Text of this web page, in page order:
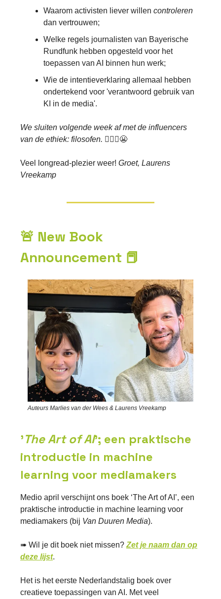
Waarom activisten liever willen controleren
dan vertrouwen;
Welke regels journalisten van Bayerische
Rundfunk hebben opgesteld voor het
toepassen van AI binnen hun werk;
Wie de intentieverklaring allemaal hebben
ondertekend voor 'verantwoord gebruik van
KI in de media'.
We sluiten volgende week af met de influencers
van de ethiek: filosofen. 🧔🏽‍♂️😬
Veel longread-plezier weer! Groet, Laurens
Vreekamp
🚨 New Book
Announcement 📕
Auteurs Marlies van der Wees & Laurens Vreekamp
'The Art of AI’; een praktische
introductie in machine
learning voor mediamakers
Medio april verschijnt ons boek ‘The Art of AI’, een
praktische introductie in machine learning voor
mediamakers (bij Van Duuren Media).
➠ Wil je dit boek niet missen? Zet je naam dan op
deze lijst.
Het is het eerste Nederlandstalig boek over
creatieve toepassingen van AI. Met veel